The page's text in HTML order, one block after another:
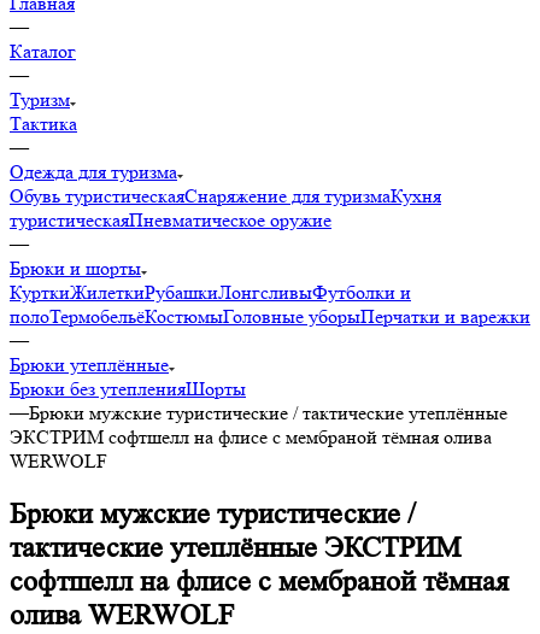
—
Каталог
—
Туризм
Тактика
—
Одежда для туризма
Обувь туристическаяСнаряжение для туризмаКухня
туристическаяПневматическое оружие
—
Брюки и шорты
КурткиЖилеткиРубашкиЛонгсливыФутболки и
полоТермобельёКостюмыГоловные уборыПерчатки и варежки
—
Брюки утеплённые
Брюки без утепленияШорты
—Брюки мужские туристические / тактические утеплённые
ЭКСТРИМ софтшелл на флисе с мембраной тёмная олива
WERWOLF
Брюки мужские туристические /
тактические утеплённые ЭКСТРИМ
софтшелл на флисе с мембраной тёмная
олива WERWOLF